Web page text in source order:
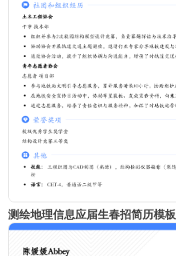
测绘地理信息应届生春招简历模板